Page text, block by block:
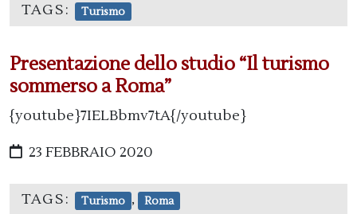
TAGS: Turismo
Presentazione dello studio “Il turismo
sommerso a Roma”
{youtube}7IELBbmv7tA{/youtube}
23 FEBBRAIO 2020
TAGS: Turismo , Roma